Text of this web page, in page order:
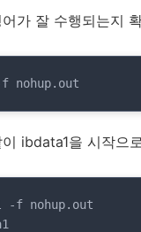
가 잘 수행되는지
ibdata1을 시작으
f nohup.out